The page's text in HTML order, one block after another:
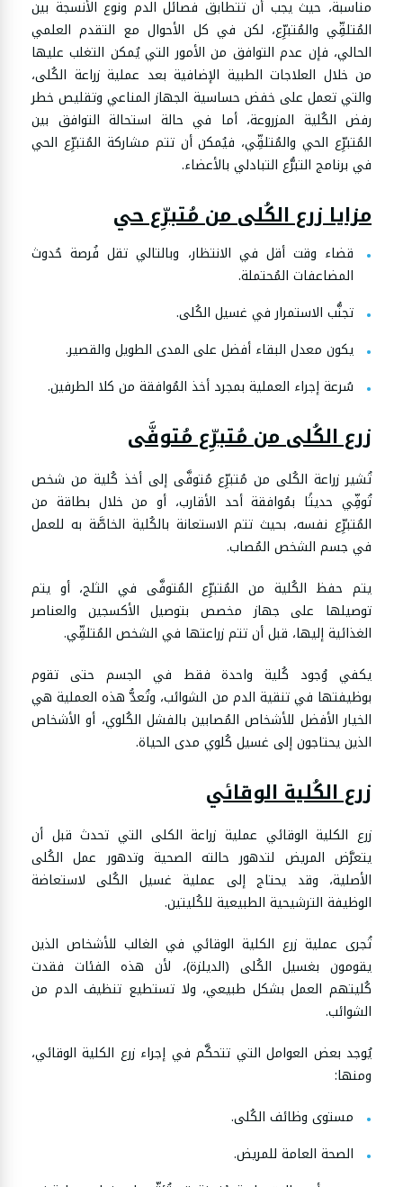
مناسبة، حيث يجب أن تتطابق فصائل الدم ونوع الأنسجة بين
المُتلقِّي والمُتبرِّع، لكن في كل الأحوال مع التقدم العلمي
الحالي، فإن عدم التوافق من الأمور التي يُمكن التغلب عليها
من خلال العلاجات الطبية الإضافية بعد عملية زراعة الكُلى،
والتي تعمل على خفض حساسية الجهاز المناعي وتقليص خطر
رفض الكُلية المزروعة، أما في حالة استحالة التوافق بين
المُتبرِّع الحي والمُتلقِّي، فيُمكن أن تتم مشاركة المُتبرِّع الحي
في برنامج التبرُّع التبادلي بالأعضاء.
مزايا زرع الكُلى من مُتبرِّع حي
قضاء وقت أقل في الانتظار، وبالتالي تقل فُرصة حُدوث
المضاعفات المُحتملة.
تجنُّب الاستمرار في غسيل الكُلى.
يكون معدل البقاء أفضل على المدى الطويل والقصير.
سُرعة إجراء العملية بمجرد أخذ المُوافقة من كلا الطرفين.
زرع الكُلى من مُتبرِّع مُتوفَّى
تُشير زراعة الكُلى من مُتبرِّع مُتوفَّى إلى أخذ كُلية من شخص
تُوفِّي حديثًا بمُوافقة أحد الأقارب، أو من خلال بطاقة من
المُتبرِّع نفسه، بحيث تتم الاستعانة بالكُلية الخاصَّة به للعمل
في جسم الشخص المُصاب.
يتم حفظ الكُلية من المُتبرِّع المُتوفَّى في الثلج، أو يتم
توصيلها على جهاز مخصص بتوصيل الأكسجين والعناصر
الغذائية إليها، قبل أن تتم زراعتها في الشخص المُتلقِّي.
يكفي وُجود كُلية واحدة فقط في الجسم حتى تقوم
بوظيفتها في تنقية الدم من الشوائب، وتُعدُّ هذه العملية هي
الخيار الأفضل للأشخاص المُصابين بالفشل الكُلوي، أو الأشخاص
الذين يحتاجون إلى غسيل كُلوي مدى الحياة.
زرع الكُلية الوقائي
زرع الكلية الوقائي عملية زراعة الكلى التي تحدث قبل أن
يتعرَّض المريض لتدهور حالته الصحية وتدهور عمل الكُلى
الأصلية، وقد يحتاج إلى عملية غسيل الكُلى لاستعاضة
الوظيفة الترشيحية الطبيعية للكُليتين.
تُجرى عملية زرع الكلية الوقائي في الغالب للأشخاص الذين
يقومون بغسيل الكُلى (الديلزة)، لأن هذه الفئات فقدت
كُليتهم العمل بشكل طبيعي، ولا تستطيع تنظيف الدم من
الشوائب.
يُوجد بعض العوامل التي تتحكَّم في إجراء زرع الكلية الوقائي،
ومنها:
مستوى وظائف الكُلى.
الصحة العامة للمريض.